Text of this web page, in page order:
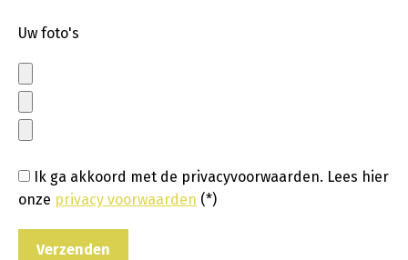
Uw foto's
Ik ga akkoord met de privacyvoorwaarden. Lees hier
onze privacy voorwaarden (*)